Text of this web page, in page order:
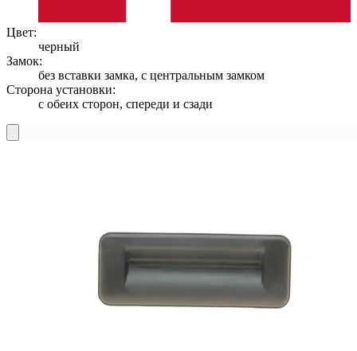
Цвет:
черный
Замок:
без вставки замка, с центральным замком
Сторона установки:
с обеих сторон, спереди и сзади